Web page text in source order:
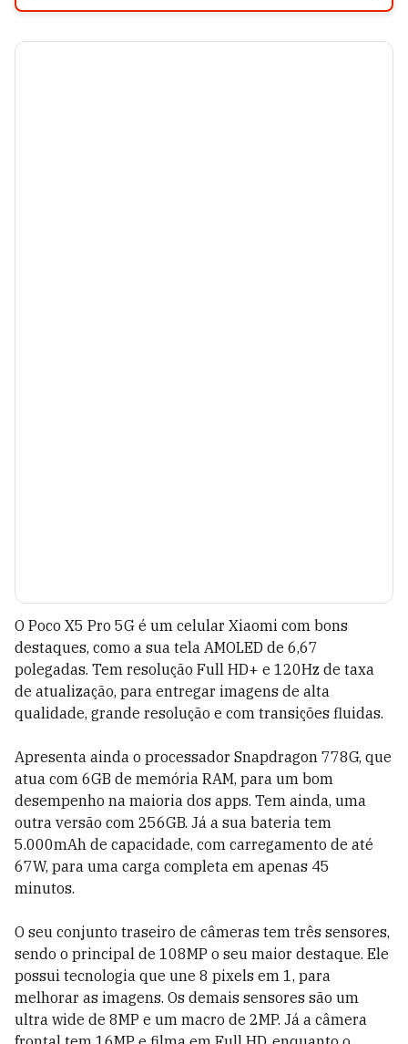
O Poco X5 Pro 5G é um celular Xiaomi com bons
destaques, como a sua tela AMOLED de 6,67
polegadas. Tem resolução Full HD+ e 120Hz de taxa
de atualização, para entregar imagens de alta
qualidade, grande resolução e com transições fluidas.
Apresenta ainda o processador Snapdragon 778G, que
atua com 6GB de memória RAM, para um bom
desempenho na maioria dos apps. Tem ainda, uma
outra versão com 256GB. Já a sua bateria tem
5.000mAh de capacidade, com carregamento de até
67W, para uma carga completa em apenas 45
minutos.
O seu conjunto traseiro de câmeras tem três sensores,
sendo o principal de 108MP o seu maior destaque. Ele
possui tecnologia que une 8 pixels em 1, para
melhorar as imagens. Os demais sensores são um
ultra wide de 8MP e um macro de 2MP. Já a câmera